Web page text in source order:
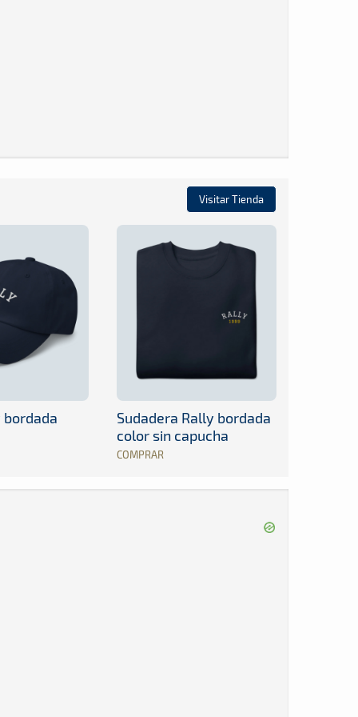
Visitar Tienda
bordada
Sudadera Rally bordada
color sin capucha
COMPRAR